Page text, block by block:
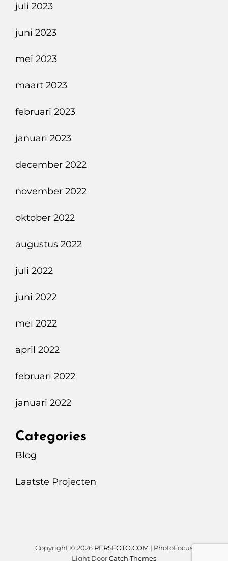
juli 2023
juni 2023
mei 2023
maart 2023
februari 2023
januari 2023
december 2022
november 2022
oktober 2022
augustus 2022
juli 2022
juni 2022
mei 2022
april 2022
februari 2022
januari 2022
Categories
Blog
Laatste Projecten
Copyright © 2026 PERSFOTO.COM | PhotoFocus
Light DoorCatch Themes